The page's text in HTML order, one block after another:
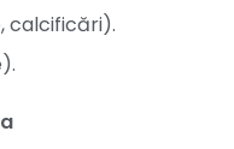
calcificări).